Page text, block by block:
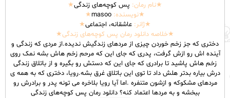
★نام رمان: پس کوچه‌های زندگی★
★نویسنده:
★
★‌ژانر: عاشقانه، اجتماعی★
★خلاصه دانلود رمان پس کوچه‌های زندگی★
دختری که جز زخم خوردن چیزی از مردهای زندگیش ندیده.از مردی که زندگی و
آینده اش رو ازش گرفت، پدری که جای این که مرحم زخم هاش بشه نمک روی
زخم هاش پاشید تا برادری که جای این که دستش رو بگیره و از باتلاق زندگی
درش بیاره بدتر هلش داد تا توی این باتلاق غرق بشه.رویا، دختری که به همه ی
مردهای مشکوکه و ازشون متنفره .اما آیا رویا بلاخره می تونه پدر و برادرش رو
ببخشه و به مردها اعتماد کنه؟ دانلود رمان پس کوچه‌های زندگی